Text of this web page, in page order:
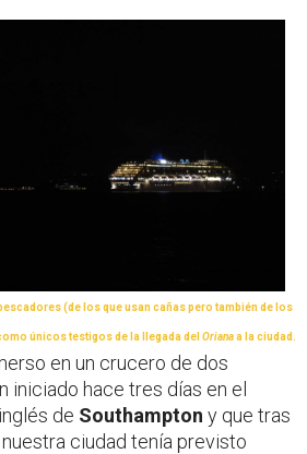
(de los que usan cañas pero también de los
únicos testigos de la llegada del Orianaa la ciudad.
en un crucero de dos
iniciado hace tres días en el
de Southampton y que tras
nuestra ciudad tenía previsto